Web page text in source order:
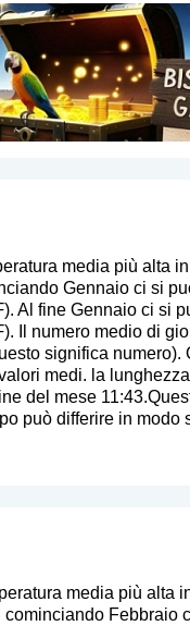
media più alta
Gennaio ci si
Al fine Gennaio ci si
Il numero medio di
significa numero).
medi. la
del mese
può differire in
media più alta
Febbraio